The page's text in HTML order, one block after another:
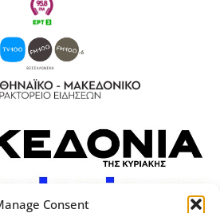
Consent